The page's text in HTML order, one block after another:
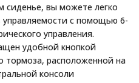
сиденье, вы можете легко
с помощью 6-
управления.
удобной кнопкой
тормоза, расположенной на
консоли